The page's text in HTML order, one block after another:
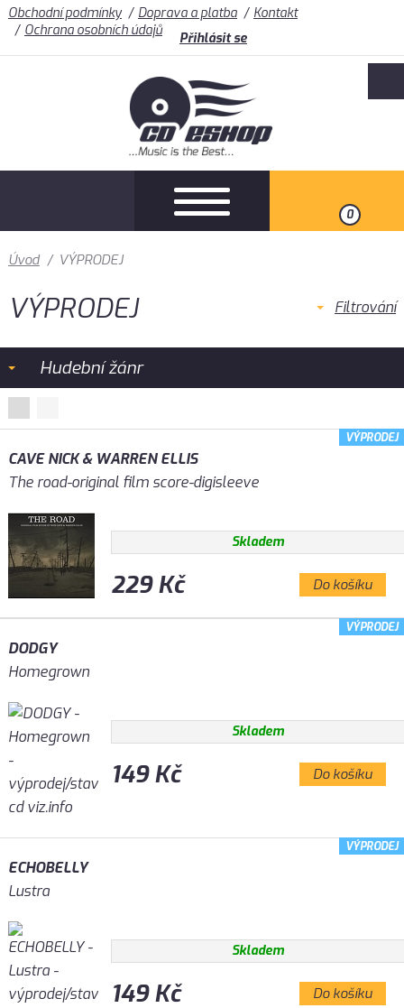
Obchodní podmínky Doprava a platba
Kontakt
Ochrana osobních údajů
Přihlásit se
0
Úvod / VÝPRODEJ
VÝPRODEJ Filtrování
Hudební žánr
CAVE NICK & WARREN ELLIS
The road-original film score-digisleeve
Skladem
229 Kč Do košíku
VÝPRODEJ
DODGY
Homegrown
Skladem
149 Kč Do košíku
VÝPRODEJ
ECHOBELLY
Lustra
Skladem
149 Kč Do košíku
VÝPRODEJ